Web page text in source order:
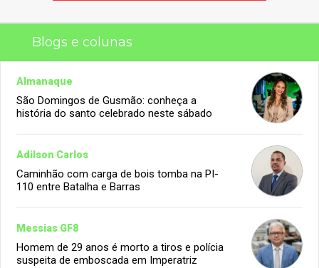
Blogs e colunas
Almanaque
São Domingos de Gusmão: conheça a
história do santo celebrado neste sábado
Adilson Carlos
Caminhão com carga de bois tomba na PI-
110 entre Batalha e Barras
Messias GF8
Homem de 29 anos é morto a tiros e polícia
suspeita de emboscada em Imperatriz